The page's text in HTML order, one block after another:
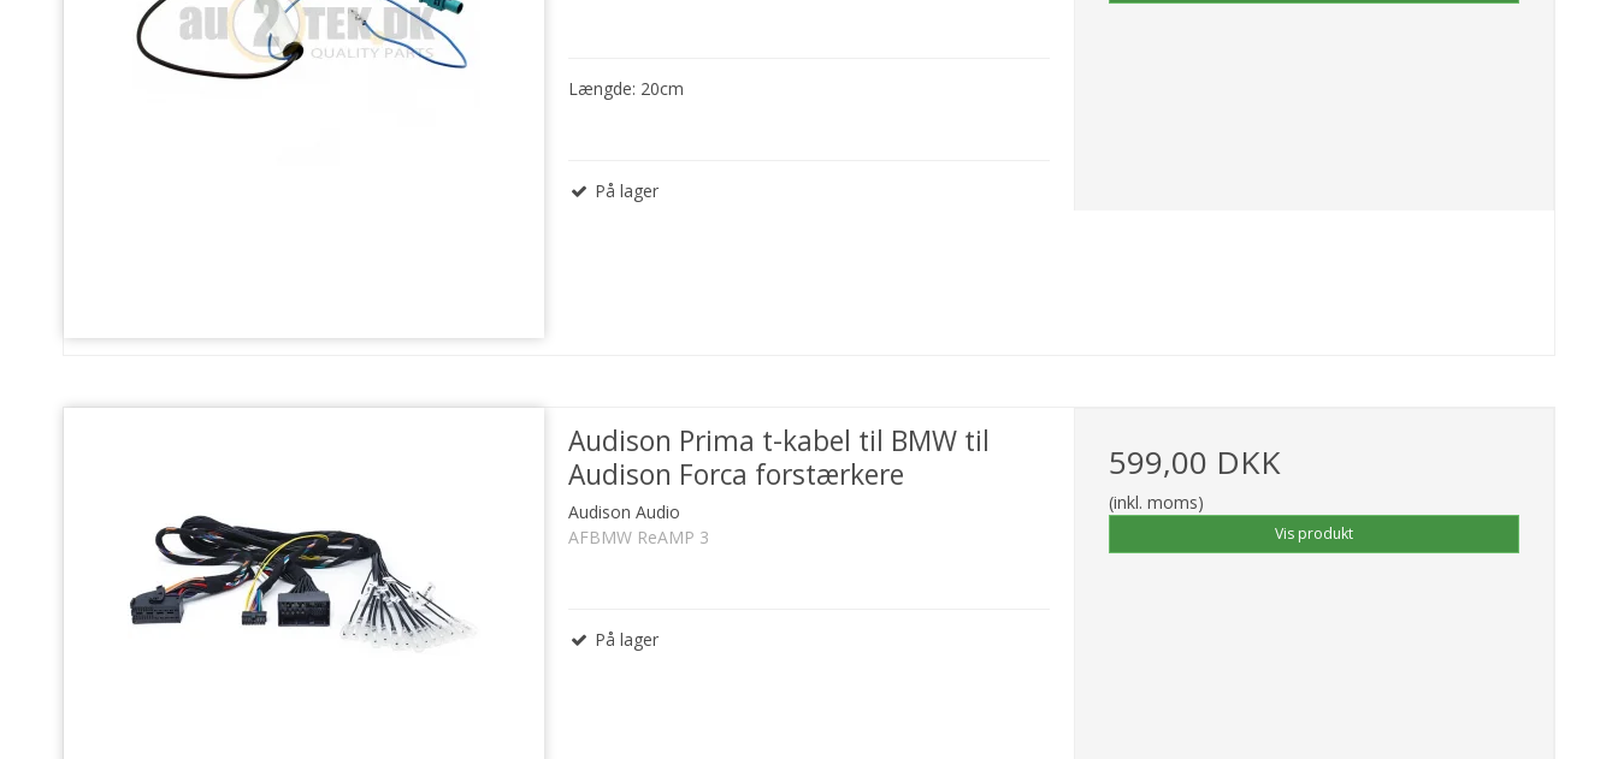
Længde: 20cm
På lager
Audison Prima t-kabel til BMW til
Audison Forca forstærkere
Audison Audio
AFBMW ReAMP 3
På lager
599,00 DKK
(inkl. moms)
Vis produkt